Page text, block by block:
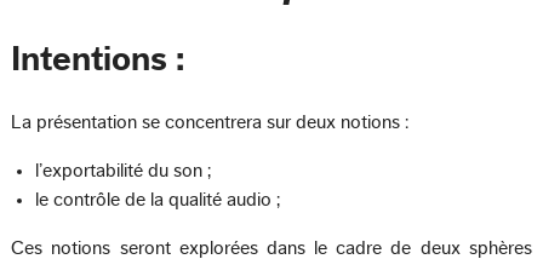
Intentions :
La présentation se concentrera sur deux notions :
l’exportabilité du son ;
le contrôle de la qualité audio ;
Ces notions seront explorées dans le cadre de deux sphères